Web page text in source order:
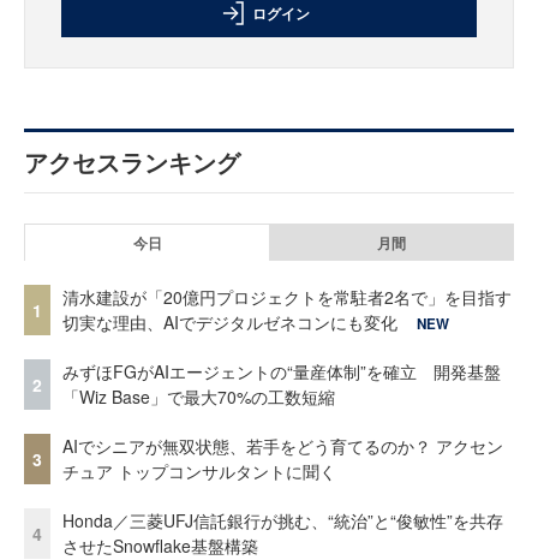
ログイン
アクセスランキング
今日 月間
1
清水建設が「20億円プロジェクトを常駐者2名で」を目指す
切実な理由、AIでデジタルゼネコンにも変化
NEW
2
みずほFGがAIエージェントの“量産体制”を確立 開発基盤
「Wiz Base」で最大70%の工数短縮
3
AIでシニアが無双状態、若手をどう育てるのか？ アクセン
チュア トップコンサルタントに聞く
4
Honda／三菱UFJ信託銀行が挑む、“統治”と“俊敏性”を共存
させたSnowflake基盤構築